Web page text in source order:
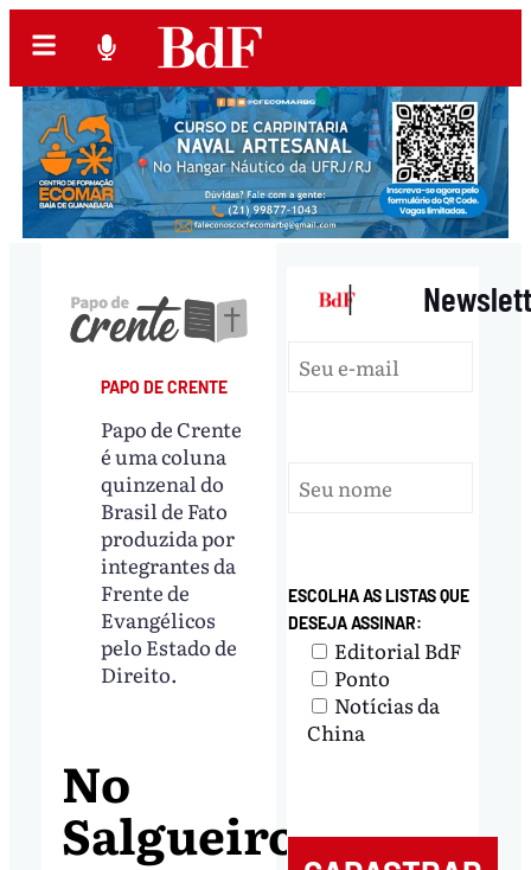
PAPO DE CRENTE
Papo de Crente
é uma coluna
quinzenal do
Brasil de Fato
produzida por
integrantes da
Frente de
Evangélicos
pelo Estado de
Direito.
No
Salgueiro,
|
ESCOLHA AS LISTAS QUE
DESEJA ASSINAR:
Editorial BdF
Ponto
Notícias da
China